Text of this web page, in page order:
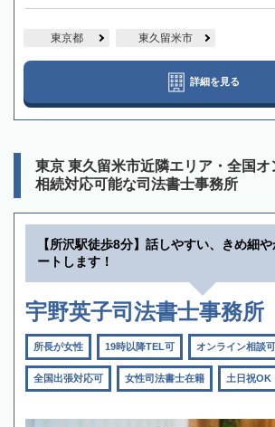
東京都 東久留米市
詳細を見る
東京 東久留米市近隣エリア・全国
相続対応可能な司法書士事務所
【所沢駅徒歩8分】話しやすい、きめ細
ートします！
宇野英子司法書士事務所
所長が女性 19時以降TEL可 オンライン相談可
全国出張対応可 女性司法書士在籍 土日祝OK